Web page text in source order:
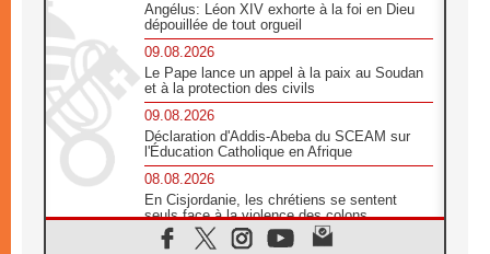
Angélus: Léon XIV exhorte à la foi en Dieu
dépouillée de tout orgueil
09.08.2026
Le Pape lance un appel à la paix au Soudan
et à la protection des civils
09.08.2026
Déclaration d'Addis-Abeba du SCEAM sur
l'Éducation Catholique en Afrique
08.08.2026
En Cisjordanie, les chrétiens se sentent
seuls face à la violence des colons
08.08.2026